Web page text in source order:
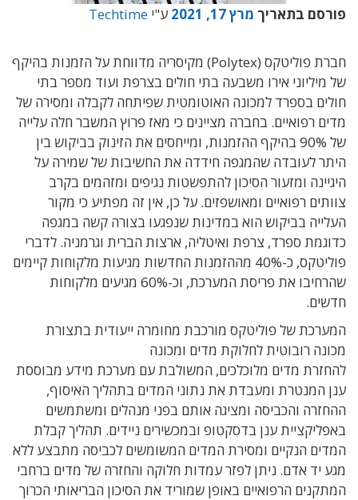
פורסם בתאריך מרץ 17, 2021 ע"י Techtime
חברת פוליטקס (Polytex) מקיסריה מדווחת על הזמנות בהיקף
של מיליוני אירו משבעה בתי חולים בצרפת ועוד מספר בתי
חולים בספרד למכונה האוטומטית שפיתחה לקבלה ומסירה של
מדים רפואיים. בחברה מציינים כי מאז פרוץ המשבר חלה עלייה
של 90% בהיקף ההזמנות, ומייחסים את הזינוק בביקוש בין
היתר לעובדה שהמגפה חידדה את החשיבות של שמירה על
היגיינה ומזעור הסיכון להתפשטות נגיפים ומזהמים בקרב
צוותים רפואיים ומאושפזים. על כן, אין זה מפתיע כי מקור
העלייה בביקוש הוא במדינות שנפגעו בצורה קשה במגפה
כדוגמת ספרד, צרפת ואיטליה, ארצות הברית וגרמניה. לדברי
פוליטקס, כ-40% מההזמנות החדשות מגיעות מלקוחות קיימים
שהרחיבו את פריסת המערכת, וכ-60% מגיעים מלקוחות
חדשים.
המערכת של פוליטקס מורכבת מחומרה ייעודית בתצורת
מכונה רובוטית לחלוקת מדים ומכונה
להחזרת מדים מלוכלכים, המשולבת עם מערכת מידע מבוססת
ענן המנטרת ומעבדת את נתוני המדים בתהליך האיסוף,
ההחזרה והכביסה ומציגה אותם בפני מנהלים ומשתמשים
באפליקציית ענן בדסקטופ ובמכשירים ניידים. תהליך קבלת
המדים הנקיים ומסירת המדים המשומשים לכביסה מתבצע ללא
מגע יד אדם. ניתן לפזר עמדות חלוקה והחזרה של מדים ברחבי
המתקנים הרפואיים באופן שמוריד את הסיכון הבריאותי הכרוך